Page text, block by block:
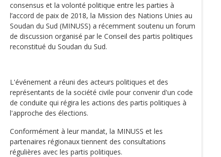
consensus et la volonté politique entre les parties à
l’accord de paix de 2018, la Mission des Nations Unies au
Soudan du Sud (MINUSS) a récemment soutenu un forum
de discussion organisé par le Conseil des partis politiques
reconstitué du Soudan du Sud.
L'événement a réuni des acteurs politiques et des
représentants de la société civile pour convenir d'un code
de conduite qui régira les actions des partis politiques à
l'approche des élections.
Conformément à leur mandat, la MINUSS et les
partenaires régionaux tiennent des consultations
régulières avec les partis politiques.